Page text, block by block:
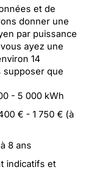
et de
donner une
par puissance
ayez une
14
supposer que
- 5 000 kWh
€ - 1 750 € (à
8 ans
indicatifs et